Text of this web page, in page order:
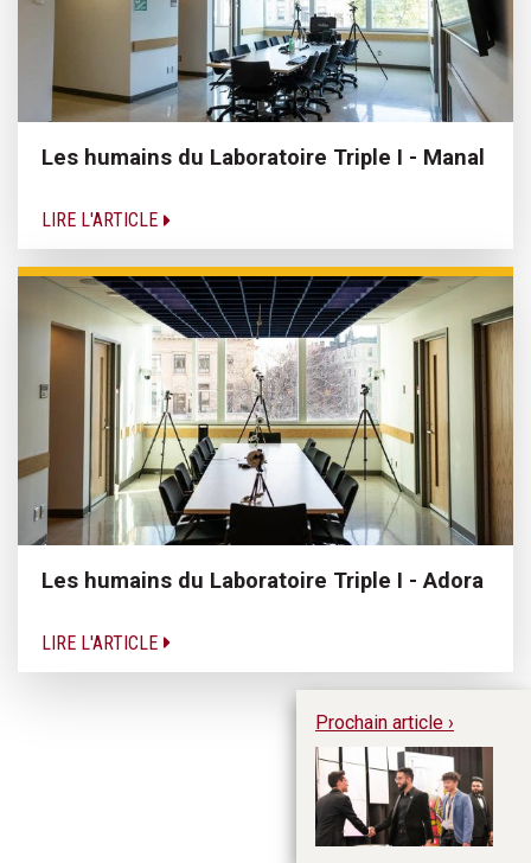
Les humains du Laboratoire Triple I - Manal
LIRE L'ARTICLE
Les humains du Laboratoire Triple I - Adora
LIRE L'ARTICLE
Prochain article ›